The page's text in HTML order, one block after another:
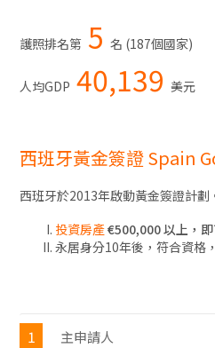
護照排名第 5 名 (187個國家)
人均GDP 40,139 美元
西班牙黃金簽證 Spain
西班牙於2013年啟動黃金簽證計劃
投資房產€500,000 以上，
永居身分10年後，符合資格
1 主申請人